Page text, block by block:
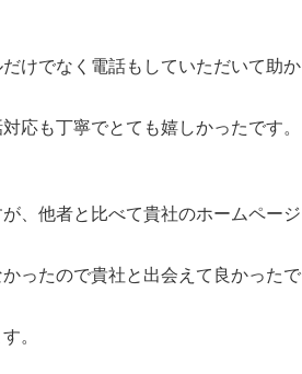
けでなく電話もしていただいて助か
応も丁寧でとても嬉しかったです。
、他者と比べて貴社のホームページ
ったので貴社と出会えて良かったで
。